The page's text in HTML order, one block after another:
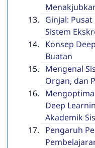
Ginjal:
Sistem
Konsep
Buatan
Mengenal
Organ, dan
Deep
Akademik
Pengaruh